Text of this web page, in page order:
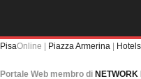
PisaOnline | Piazza Armerina |
Portale Web membro di NETWORK